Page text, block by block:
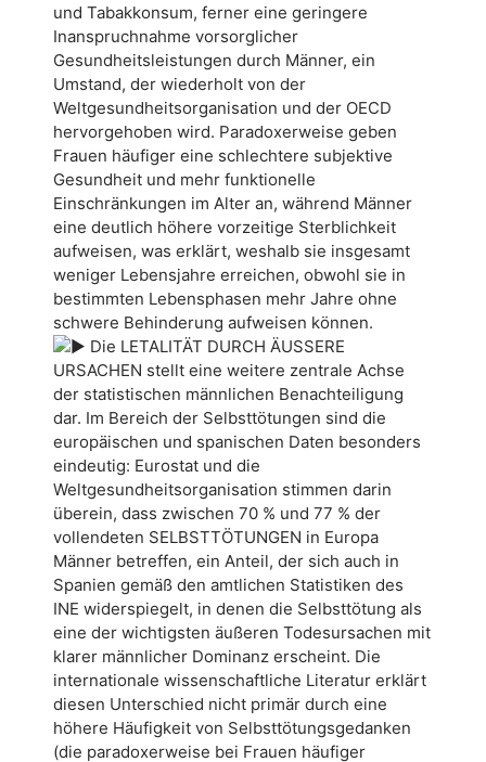
und Tabakkonsum, ferner eine geringere
Inanspruchnahme vorsorglicher
Gesundheitsleistungen durch Männer, ein
Umstand, der wiederholt von der
Weltgesundheitsorganisation und der OECD
hervorgehoben wird. Paradoxerweise geben
Frauen häufiger eine schlechtere subjektive
Gesundheit und mehr funktionelle
Einschränkungen im Alter an, während Männer
eine deutlich höhere vorzeitige Sterblichkeit
aufweisen, was erklärt, weshalb sie insgesamt
weniger Lebensjahre erreichen, obwohl sie in
bestimmten Lebensphasen mehr Jahre ohne
schwere Behinderung aufweisen können.
Die LETALITÄT DURCH ÄUSSERE
URSACHEN stellt eine weitere zentrale Achse
der statistischen männlichen Benachteiligung
dar. Im Bereich der Selbsttötungen sind die
europäischen und spanischen Daten besonders
eindeutig: Eurostat und die
Weltgesundheitsorganisation stimmen darin
überein, dass zwischen 70 % und 77 % der
vollendeten SELBSTTÖTUNGEN in Europa
Männer betreffen, ein Anteil, der sich auch in
Spanien gemäß den amtlichen Statistiken des
INE widerspiegelt, in denen die Selbsttötung als
eine der wichtigsten äußeren Todesursachen mit
klarer männlicher Dominanz erscheint. Die
internationale wissenschaftliche Literatur erklärt
diesen Unterschied nicht primär durch eine
höhere Häufigkeit von Selbsttötungsgedanken
(die paradoxerweise bei Frauen häufiger